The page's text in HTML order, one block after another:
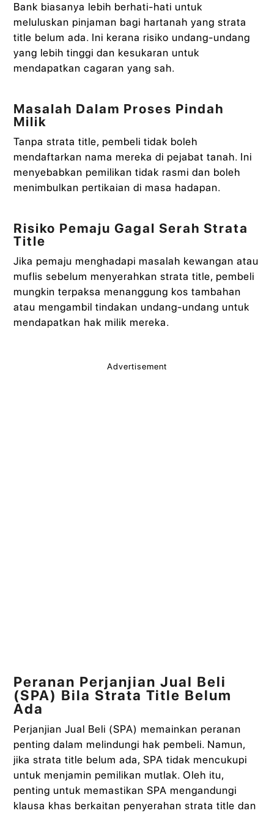
Bank biasanya lebih berhati-hati untuk
meluluskan pinjaman bagi hartanah yang strata
title belum ada. Ini kerana risiko undang-undang
yang lebih tinggi dan kesukaran untuk
mendapatkan cagaran yang sah.
Masalah Dalam Proses Pindah
Milik
Tanpa strata title, pembeli tidak boleh
mendaftarkan nama mereka di pejabat tanah. Ini
menyebabkan pemilikan tidak rasmi dan boleh
menimbulkan pertikaian di masa hadapan.
Risiko Pemaju Gagal Serah Strata
Title
Jika pemaju menghadapi masalah kewangan atau
muflis sebelum menyerahkan strata title, pembeli
mungkin terpaksa menanggung kos tambahan
atau mengambil tindakan undang-undang untuk
mendapatkan hak milik mereka.
Advertisement
Peranan Perjanjian Jual Beli
(SPA) Bila Strata Title Belum
Ada
Perjanjian Jual Beli (SPA) memainkan peranan
penting dalam melindungi hak pembeli. Namun,
jika strata title belum ada, SPA tidak mencukupi
untuk menjamin pemilikan mutlak. Oleh itu,
penting untuk memastikan SPA mengandungi
klausa khas berkaitan penyerahan strata title dan